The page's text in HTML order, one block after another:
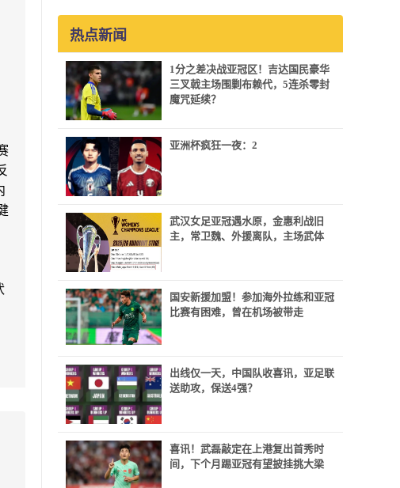
热点新闻
1分之差决战亚冠区！吉达国民豪华
三叉戟主场围剿布赖代，5连杀零封
魔咒延续？
亚洲杯疯狂一夜：2
武汉女足亚冠遇水原，金惠利战旧
主，常卫魏、外援离队，主场武体
国安新援加盟！参加海外拉练和亚冠
比赛有困难，曾在机场被带走
出线仅一天，中国队收喜讯，亚足联
送助攻，保送4强？
喜讯！武磊敲定在上港复出首秀时
间，下个月踢亚冠有望披挂挑大梁